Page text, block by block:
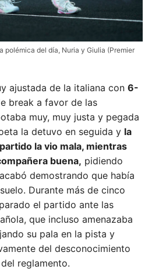
polémica del día, Nuria y Giulia (Premier
ajustada de la italiana con 6-
break a favor de las
muy, muy justa y pegada
la detuvo en seguida y la
la vio mala, mientras
buena, pidiendo
demostrando que había
Durante más de cinco
el partido ante las
que incluso amenazaba
su pala en la pista y
del desconocimiento
reglamento.